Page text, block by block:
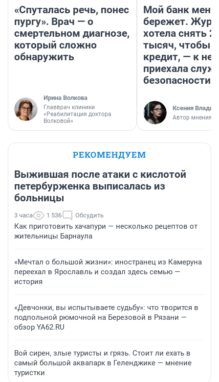
«Спуталась речь, понес
пургу». Врач — о
смертельном диагнозе,
который сложно
обнаружить
Ирина Волкова
Главврач клиники
«Реабилитация доктора
Волковой»
Мой банк меня
бережет.
хотела снять
тысяч, чтобы
кредит, — к
приехала
безопасности
Ксения
Автор мнения
РЕКОМЕНДУЕМ
Выжившая после атаки с кислотой
петербурженка выписалась из
больницы
3 часа 1 536 Обсудить
Как приготовить хачапури — несколько рецептов от
жительницы Барнаула
«Мечтал о большой жизни»: иностранец из Камеруна
переехал в Ярославль и создал здесь семью —
история
«Девчонки, вы испытываете судьбу»: что творится в
подпольной рюмочной на Березовой в Рязани —
обзор YA62.RU
Вой сирен, злые туристы и грязь. Стоит ли ехать в
самый большой аквапарк в Геленджике — мнение
туристки